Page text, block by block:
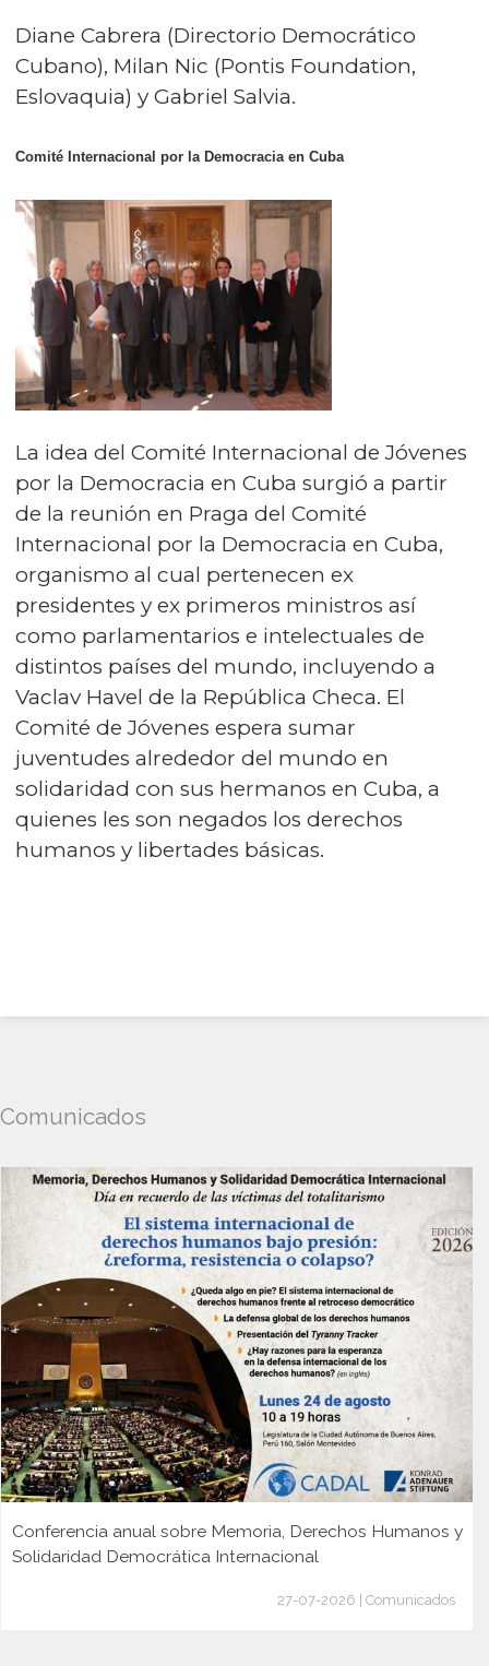
Diane Cabrera (Directorio Democrático
Cubano), Milan Nic (Pontis Foundation,
Eslovaquia) y Gabriel Salvia.
Comité Internacional por la Democracia en Cuba
La idea del Comité Internacional de Jóvenes
por la Democracia en Cuba surgió a partir
de la reunión en Praga del Comité
Internacional por la Democracia en Cuba,
organismo al cual pertenecen ex
presidentes y ex primeros ministros así
como parlamentarios e intelectuales de
distintos países del mundo, incluyendo a
Vaclav Havel de la República Checa. El
Comité de Jóvenes espera sumar
juventudes alrededor del mundo en
solidaridad con sus hermanos en Cuba, a
quienes les son negados los derechos
humanos y libertades básicas.
Comunicados
Conferencia anual sobre Memoria, Derechos Humanos y
Solidaridad Democrática Internacional
27-07-2026 | Comunicados